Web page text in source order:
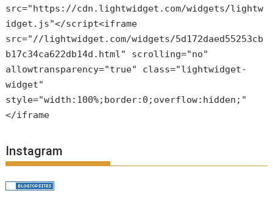
src="https://cdn.lightwidget.com/widgets/lightw
idget.js"</script<iframe
src="//lightwidget.com/widgets/5d172daed55253cb
b17c34ca622db14d.html" scrolling="no"
allowtransparency="true" class="lightwidget-
widget"
style="width:100%;border:0;overflow:hidden;"
</iframe
Instagram